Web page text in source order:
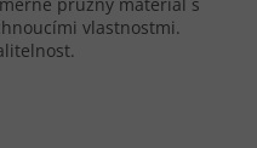
vlastnostmi.